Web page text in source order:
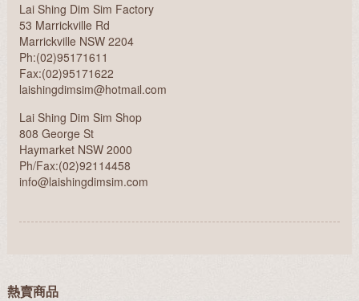
Lai Shing Dim Sim Factory
53 Marrickville Rd
Marrickville NSW 2204
Ph:(02)95171611
Fax:(02)95171622
laishingdimsim@hotmail.com
Lai Shing Dim Sim Shop
808 George St
Haymarket NSW 2000
Ph/Fax:(02)92114458
info@laishingdimsim.com
熱賣商品